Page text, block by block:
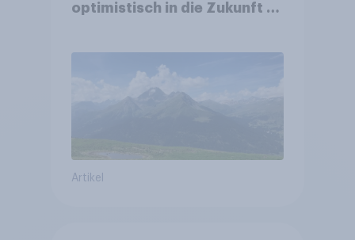
optimistisch in die Zukunft –
Altersvorsorge
Artikel